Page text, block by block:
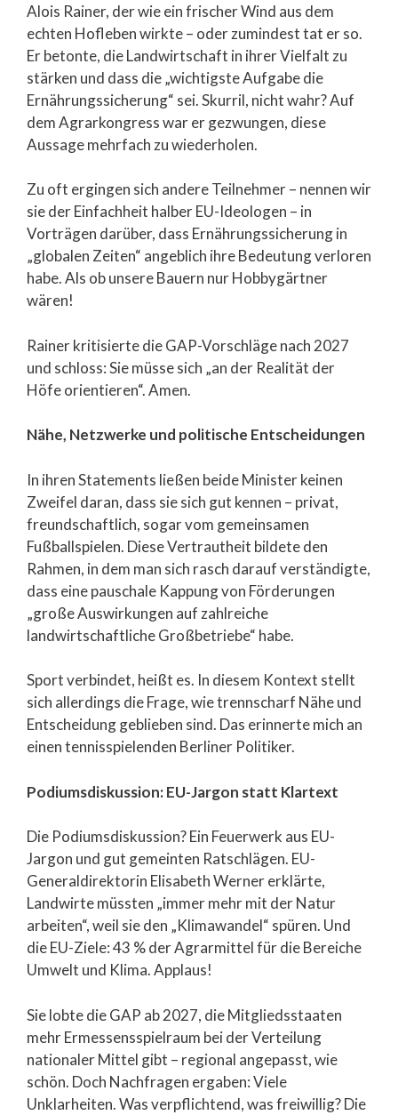
Alois Rainer, der wie ein frischer Wind aus dem
echten Hofleben wirkte – oder zumindest tat er so.
Er betonte, die Landwirtschaft in ihrer Vielfalt zu
stärken und dass die „wichtigste Aufgabe die
Ernährungssicherung“ sei. Skurril, nicht wahr? Auf
dem Agrarkongress war er gezwungen, diese
Aussage mehrfach zu wiederholen.
Zu oft ergingen sich andere Teilnehmer – nennen wir
sie der Einfachheit halber EU-Ideologen – in
Vorträgen darüber, dass Ernährungssicherung in
„globalen Zeiten“ angeblich ihre Bedeutung verloren
habe. Als ob unsere Bauern nur Hobbygärtner
wären!
Rainer kritisierte die GAP-Vorschläge nach 2027
und schloss: Sie müsse sich „an der Realität der
Höfe orientieren“. Amen.
Nähe, Netzwerke und politische Entscheidungen
In ihren Statements ließen beide Minister keinen
Zweifel daran, dass sie sich gut kennen – privat,
freundschaftlich, sogar vom gemeinsamen
Fußballspielen. Diese Vertrautheit bildete den
Rahmen, in dem man sich rasch darauf verständigte,
dass eine pauschale Kappung von Förderungen
„große Auswirkungen auf zahlreiche
landwirtschaftliche Großbetriebe“ habe.
Sport verbindet, heißt es. In diesem Kontext stellt
sich allerdings die Frage, wie trennscharf Nähe und
Entscheidung geblieben sind. Das erinnerte mich an
einen tennisspielenden Berliner Politiker.
Podiumsdiskussion: EU-Jargon statt Klartext
Die Podiumsdiskussion? Ein Feuerwerk aus EU-
Jargon und gut gemeinten Ratschlägen. EU-
Generaldirektorin Elisabeth Werner erklärte,
Landwirte müssten „immer mehr mit der Natur
arbeiten“, weil sie den „Klimawandel“ spüren. Und
die EU-Ziele: 43 % der Agrarmittel für die Bereiche
Umwelt und Klima. Applaus!
Sie lobte die GAP ab 2027, die Mitgliedsstaaten
mehr Ermessensspielraum bei der Verteilung
nationaler Mittel gibt – regional angepasst, wie
schön. Doch Nachfragen ergaben: Viele
Unklarheiten. Was verpflichtend, was freiwillig? Die